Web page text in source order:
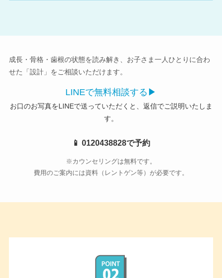
成長・骨格・歯根の状態を読み解き、お子さま一人ひとりに合わ
せた「設計」をご相談いただけます。
LINEで無料相談する▶
お口のお写真をLINEで送っていただくと、返信でご説明いたしま
す。
📱 0120438828で予約
※カウンセリングは無料です。
費用のご案内には資料（レントゲン等）が必要です。